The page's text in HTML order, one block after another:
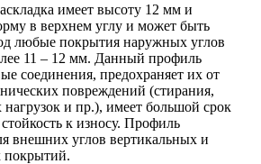
имеет высоту 12 мм и
в верхнем углу и может быть
любые покрытия наружных углов
11 – 12 мм. Данный профиль
соединения, предохраняет их от
повреждений (стирания,
нагрузок и пр.), имеет большой срок
к износу. Профиль
внешних углов вертикальных и
покрытий.